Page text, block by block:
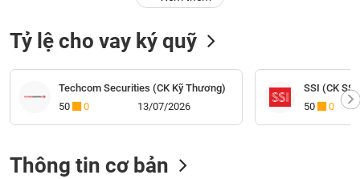
Tỷ lệ cho vay ký quỹ
Techcom Securities (CK Kỹ Thương)
50
0 13/07/2026
SSI (CK
50
0
Thông tin cơ bản